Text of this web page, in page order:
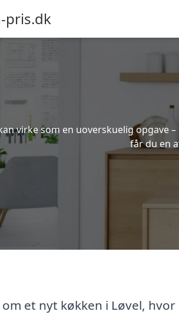
pris.dk
virke som en uoverskuelig
får du en
et nyt køkken i Løvel, hvor